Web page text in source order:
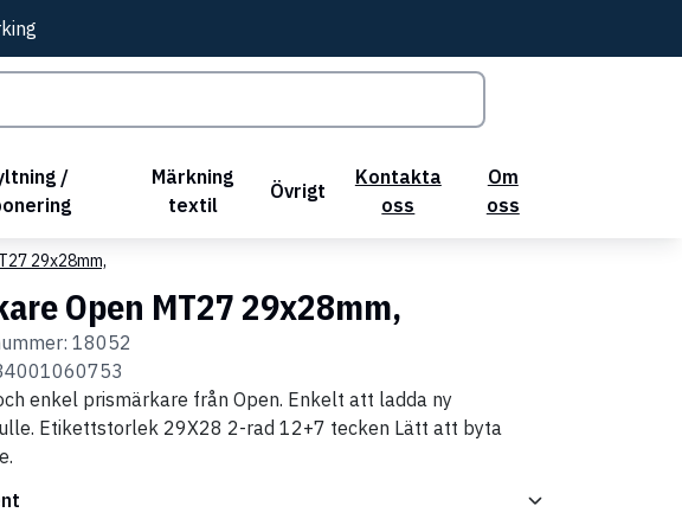
/
Märkning
textil
Övrigt
Kontakta
oss
Om
oss
29x28mm,
Open MT27 29x28mm,
18052
enkel prismärkare från Open. Enkelt att ladda ny
Etikettstorlek 29X28 2-rad 12+7 tecken Lätt att byta